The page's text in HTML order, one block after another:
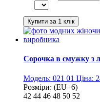
Сорочка в смужку з
Модель: 021 01 Ціна:
Розміри: (EU+6)
42 44 46 48 50 52